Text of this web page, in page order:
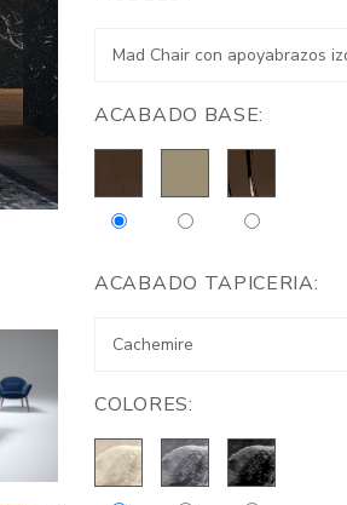
ACABADO BASE:
ACABADO TAPICERIA:
COLORES: